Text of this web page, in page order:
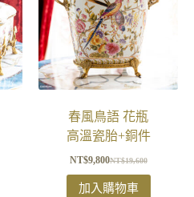
春風鳥語 花瓶
高溫瓷胎+銅件
NT$19,600
NT$9,800
加入購物車